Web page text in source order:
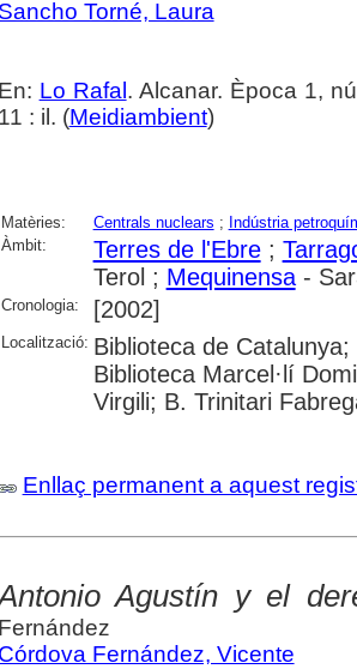
Sancho Torné, Laura
En: Lo Rafal . Alcanar. Època 1,
11 : il. (Meidiambient)
Matèries: Centrals nuclears ; Indústria
Àmbit:
Terres de l'Ebre;
Terol ; Mequinensa-
Cronologia: [2002]
Localització: Biblioteca de
Biblioteca Marcel·lí
Virgili; B. Trinitari
Enllaç permanent a aquest
Agustín y el
Fernández
Córdova Fernández, Vicente